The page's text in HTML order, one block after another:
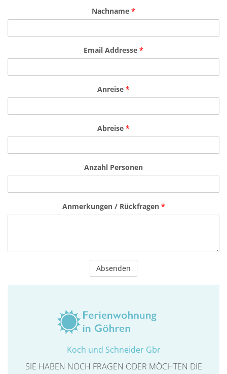
Nachname *
Email Addresse *
Anreise *
Abreise *
Anzahl Personen
Anmerkungen / Rückfragen *
Koch und Schneider Gbr
SIE HABEN NOCH FRAGEN ODER MÖCHTEN DIE